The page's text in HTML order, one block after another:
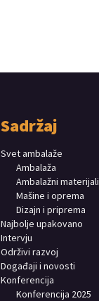
Sadržaj
Svet ambalaže
Ambalaža
Ambalažni materijali
Mašine i oprema
Dizajn i priprema
Najbolje upakovano
Intervju
Održivi razvoj
Događaji i novosti
Konferencija
Konferencija 2025